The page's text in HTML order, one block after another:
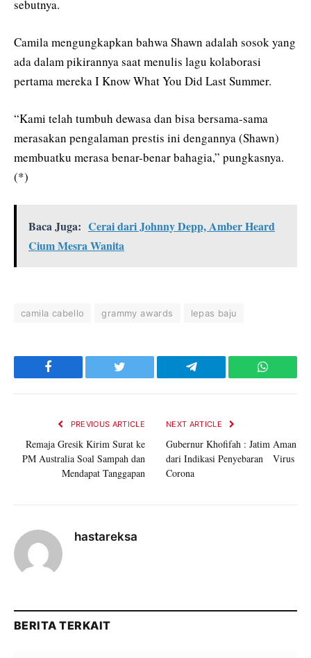
sebutnya.
Camila mengungkapkan bahwa Shawn adalah sosok yang
ada dalam pikirannya saat menulis lagu kolaborasi
pertama mereka I Know What You Did Last Summer.
“Kami telah tumbuh dewasa dan bisa bersama-sama
merasakan pengalaman prestis ini dengannya (Shawn)
membuatku merasa benar-benar bahagia,” pungkasnya.
(*)
Baca Juga: Cerai dari Johnny Depp, Amber Heard
Cium Mesra Wanita
camila cabello grammy awards lepas baju
Facebook Twitter Telegram
PREVIOUS ARTICLE
Remaja Gresik Kirim Surat ke
PM Australia Soal Sampah dan
Mendapat Tanggapan
NEXT ARTICLE
Gubernur Khofifah : Jatim Aman
dari Indikasi Penyebaran Virus
Corona
hastareksa
BERITA TERKAIT